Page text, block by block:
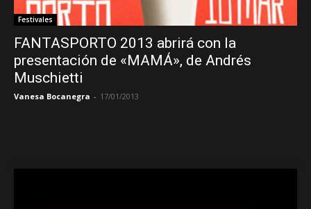
Festivales
FANTASPORTO 2013 abrirá con la
presentación de «MAMÁ», de Andrés
Muschietti
Vanesa Bocanegra - 17/01/2013